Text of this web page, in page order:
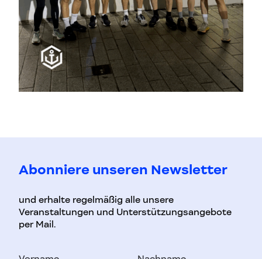
Abonniere unseren Newsletter
und erhalte regelmäßig alle unsere
Veranstaltungen und Unterstützungsangebote
per Mail.
Nachname